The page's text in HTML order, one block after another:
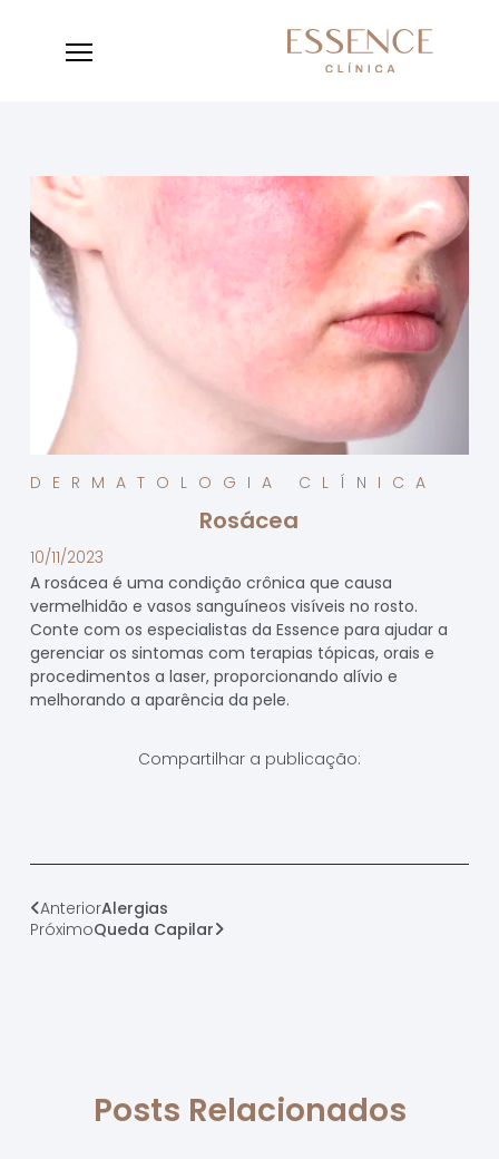
DERMATOLOGIA CLÍNICA
Rosácea
10/11/2023
A rosácea é uma condição crônica que causa
vermelhidão e vasos sanguíneos visíveis no rosto.
Conte com os especialistas da Essence para ajudar a
gerenciar os sintomas com terapias tópicas, orais e
procedimentos a laser, proporcionando alívio e
melhorando a aparência da pele.
Compartilhar a publicação:
AnteriorAlergias
PróximoQueda Capilar
Posts Relacionados